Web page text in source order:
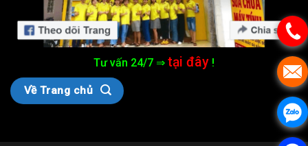
Tư vấn 24/7 ⇒ tại đây !
Về Trang chủ